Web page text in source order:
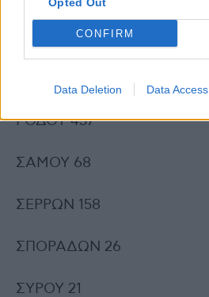
CONFIRM
Data Deletion Data Access
ΡΕΘΥΜΝΟΥ 219
ΡΟΔΟΥ 437
ΣΑΜΟΥ 68
ΣΕΡΡΩΝ 158
ΣΠΟΡΑΔΩΝ 26
ΣΥΡΟΥ 21